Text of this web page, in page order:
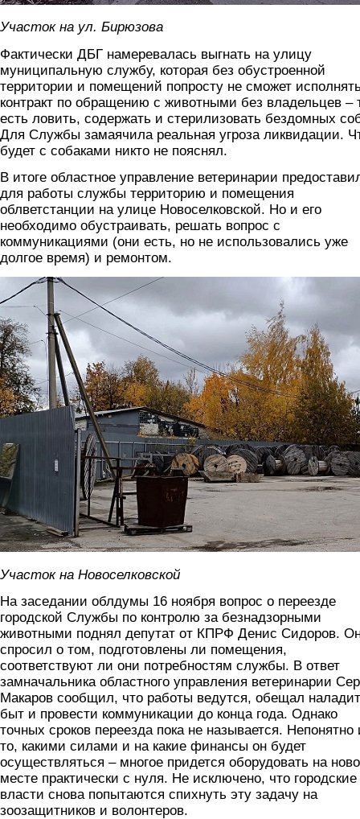
Участок на ул. Бирюзова
Фактически ДБГ намеревалась выгнать на улицу
муниципальную службу, которая без обустроенной
территории и помещений попросту не сможет
контракт по обращению с животными без владельцев –
есть ловить, содержать и стерилизовать бездомных
Для Службы замаячила реальная угроза ликвидации.
будет с собаками никто не пояснял.
В итоге областное управление ветеринарии
для работы службы территорию и помещения
облветстанции на улице Новоселковской. Но и его
необходимо обустраивать, решать вопрос с
коммуникациями (они есть, но не использовались уже
долгое время) и ремонтом.
foto6.jpg
Участок на Новоселковской
На заседании облдумы 16 ноября вопрос о переезде
городской Службы по контролю за безнадзорными
животными поднял депутат от КПРФ Денис Сидоров.
спросил о том, подготовлены ли помещения,
соответствуют ли они потребностям службы. В ответ
замначальника областного управления ветеринарии
Макаров сообщил, что работы ведутся, обещал
быт и провести коммуникации до конца года. Однако
точных сроков переезда пока не называется. Непонятно
то, какими силами и на какие финансы он будет
осуществляться – многое придется оборудовать на
месте практически с нуля. Не исключено, что городские
власти снова попытаются спихнуть эту задачу на
зоозащитников и волонтеров.